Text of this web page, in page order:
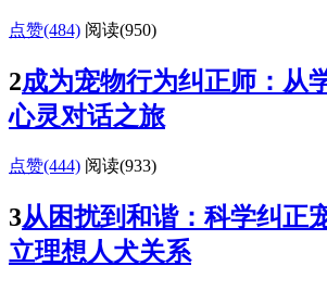
点赞(484) 阅读(950)
2成为宠物行为纠正师：从
心灵对话之旅
点赞(444) 阅读(933)
3从困扰到和谐：科学纠正
立理想人犬关系